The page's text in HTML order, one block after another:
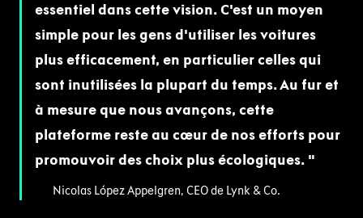
essentiel dans cette vision. C'est un moyen
simple pour les gens d'utiliser les voitures
plus efficacement, en particulier celles qui
sont inutilisées la plupart du temps. Au fur et
à mesure que nous avançons, cette
plateforme reste au cœur de nos efforts pour
promouvoir des choix plus écologiques.
Nicolas López Appelgren, CEO de Lynk & Co.